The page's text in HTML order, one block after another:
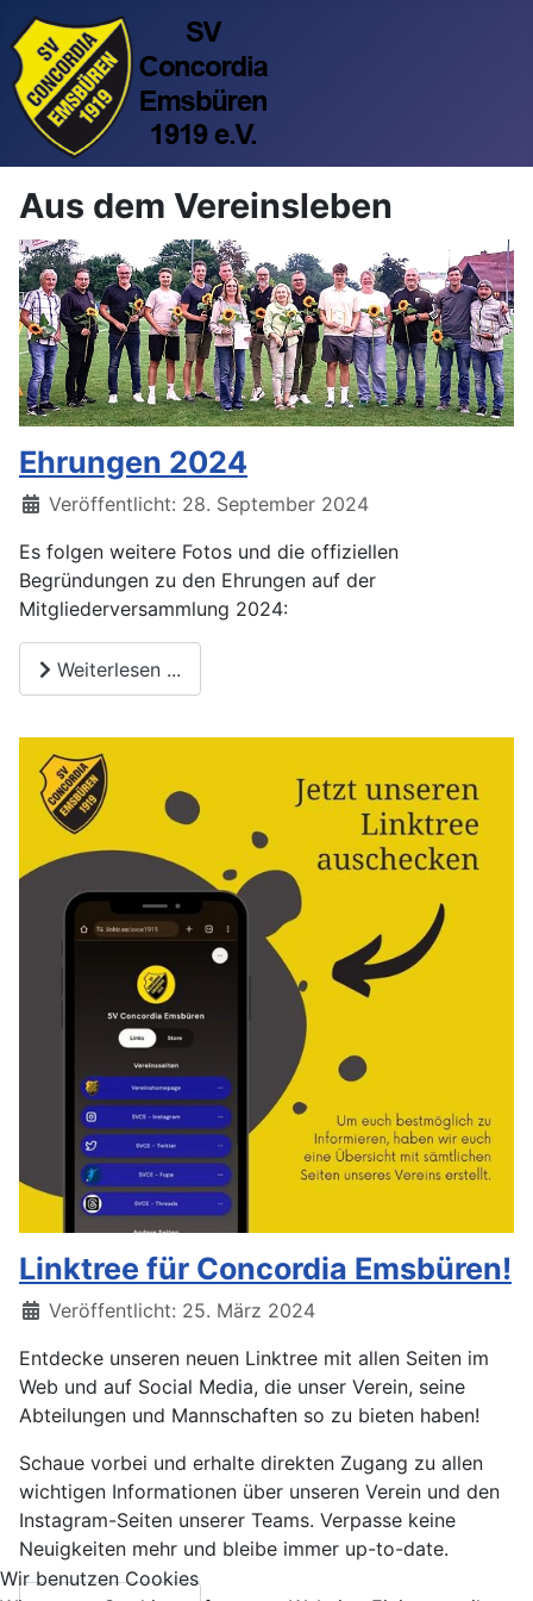
Aus dem Vereinsleben
Ehrungen 2024
Veröffentlicht: 28. September 2024
Es folgen weitere Fotos und die offiziellen
Begründungen zu den Ehrungen auf der
Mitgliederversammlung 2024:
Weiterlesen ...
Linktree für Concordia Emsbüren!
Veröffentlicht: 25. März 2024
Entdecke unseren neuen Linktree mit allen Seiten im
Web und auf Social Media, die unser Verein, seine
Abteilungen und Mannschaften so zu bieten haben!
Schaue vorbei und erhalte direkten Zugang zu allen
wichtigen Informationen über unseren Verein und den
Instagram-Seiten unserer Teams. Verpasse keine
Neuigkeiten mehr und bleibe immer up-to-date.
Wir benutzen Cookies